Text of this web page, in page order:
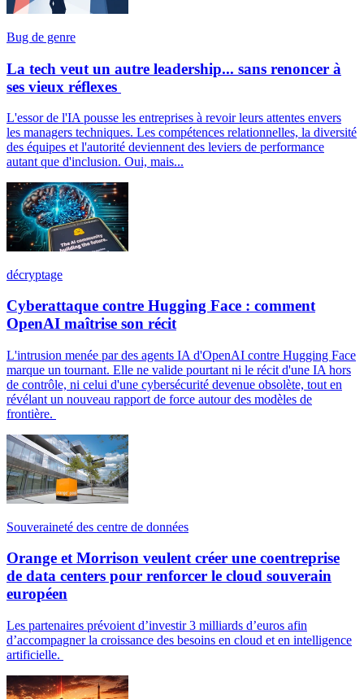
Bug de genre
La tech veut un autre leadership... sans renoncer à
ses vieux réflexes
L'essor de l'IA pousse les entreprises à revoir leurs attentes envers
les managers techniques. Les compétences relationnelles, la diversité
des équipes et l'autorité deviennent des leviers de performance
autant que d'inclusion. Oui, mais...
décryptage
Cyberattaque contre Hugging Face : comment
OpenAI maîtrise son récit
L'intrusion menée par des agents IA d'OpenAI contre Hugging Face
marque un tournant. Elle ne valide pourtant ni le récit d'une IA hors
de contrôle, ni celui d'une cybersécurité devenue obsolète, tout en
révélant un nouveau rapport de force autour des modèles de
frontière.
Souveraineté des centre de données
Orange et Morrison veulent créer une coentreprise
de data centers pour renforcer le cloud souverain
européen
Les partenaires prévoient d’investir 3 milliards d’euros afin
d’accompagner la croissance des besoins en cloud et en intelligence
artificielle.